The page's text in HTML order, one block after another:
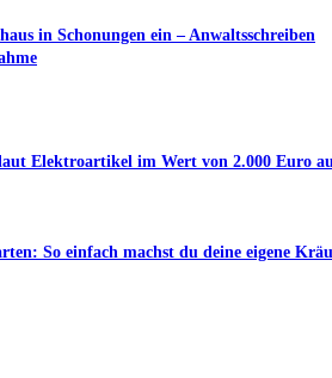
in Schonungen ein – Anwaltsschreiben
Elektroartikel im Wert von 2.000 Euro
So einfach machst du deine eigene